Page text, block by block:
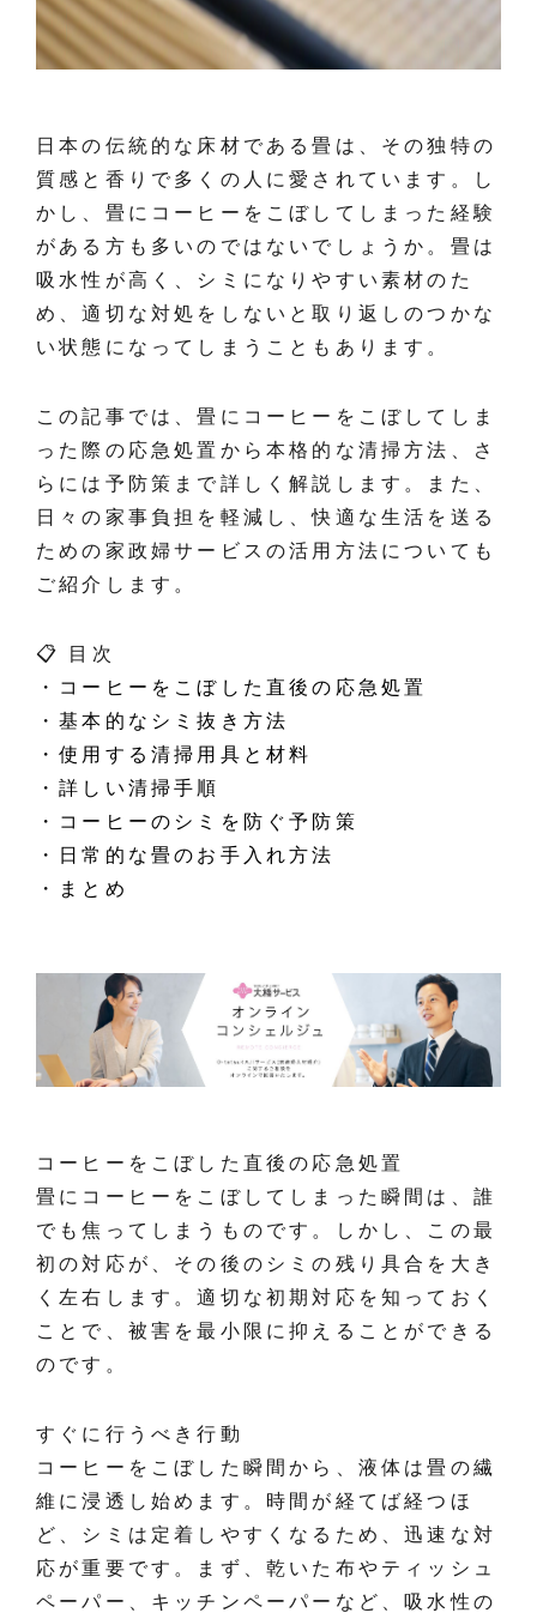
日本の伝統的な床材である畳は、その独特の
質感と香りで多くの人に愛されています。し
かし、畳にコーヒーをこぼしてしまった経験
がある方も多いのではないでしょうか。畳は
吸水性が高く、シミになりやすい素材のた
め、適切な対処をしないと取り返しのつかな
い状態になってしまうこともあります。
この記事では、畳にコーヒーをこぼしてしま
った際の応急処置から本格的な清掃方法、さ
らには予防策まで詳しく解説します。また、
日々の家事負担を軽減し、快適な生活を送る
ための家政婦サービスの活用方法についても
ご紹介します。
📋 目次
・コーヒーをこぼした直後の応急処置
・基本的なシミ抜き方法
・使用する清掃用具と材料
・詳しい清掃手順
・コーヒーのシミを防ぐ予防策
・日常的な畳のお手入れ方法
・まとめ
コーヒーをこぼした直後の応急処置
畳にコーヒーをこぼしてしまった瞬間は、誰
でも焦ってしまうものです。しかし、この最
初の対応が、その後のシミの残り具合を大き
く左右します。適切な初期対応を知っておく
ことで、被害を最小限に抑えることができる
のです。
すぐに行うべき行動
コーヒーをこぼした瞬間から、液体は畳の繊
維に浸透し始めます。時間が経てば経つほ
ど、シミは定着しやすくなるため、迅速な対
応が重要です。まず、乾いた布やティッシュ
ペーパー、キッチンペーパーなど、吸水性の